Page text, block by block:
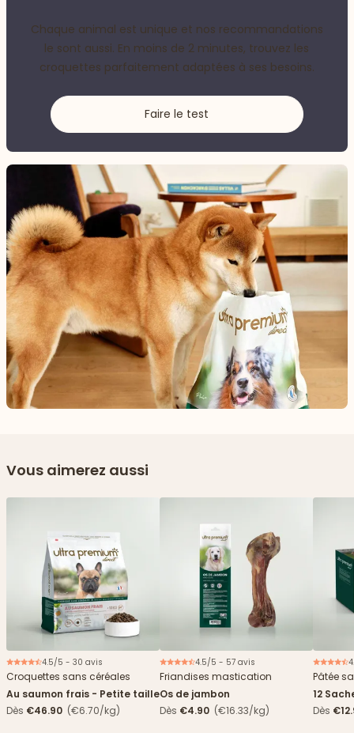
Chaque animal est unique et nos recommandations
le sont aussi. En moins de 2 minutes, trouvez les
croquettes parfaitement adaptées à ses besoins.
Faire le test
Vous aimerez aussi
4.5/5 - 30 avis
Croquettes sans céréales
Au saumon frais - Petite taille
Dès €46.90 (€6.70/kg)
4.5/5 - 57 avis
Friandises mastication
Os de jambon
Dès €4.90 (€16.33/kg)
Pâtée
12
Dès